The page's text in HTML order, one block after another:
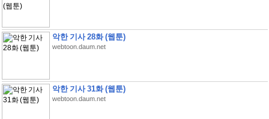
악한 기사 28화 (웹툰)
webtoon.daum.net
악한 기사 31화 (웹툰)
webtoon.daum.net